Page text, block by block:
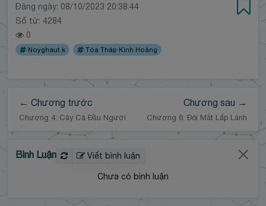
Đăng ngày: 08/10/2023 20:38:44
Số từ: 4284
0
Noyghaut.k Tòa Tháp Kinh Hoàng
← Chương trước
Chương 4: Cây Cà Đầu Người
Chương sau →
Chương 6: Đôi Mắt Lấp Lánh
Bình Luận Viết bình luận
Chưa có bình luận